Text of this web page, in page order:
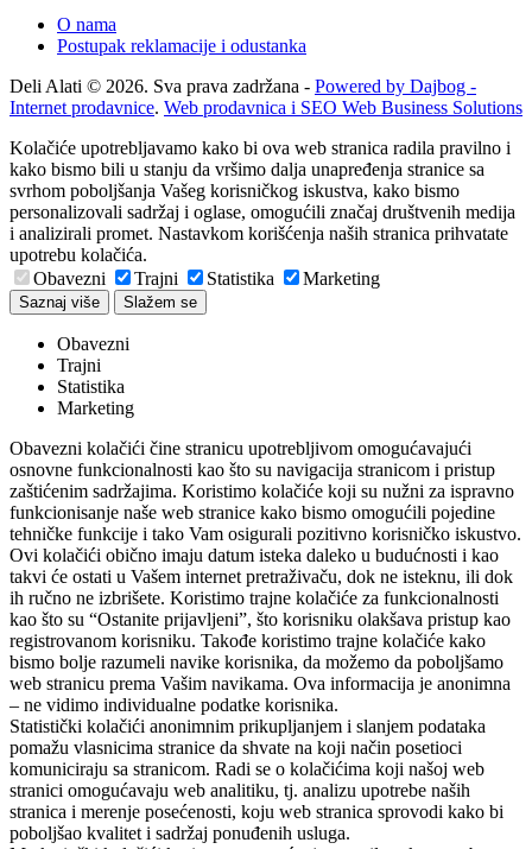
O nama
Postupak reklamacije i odustanka
Deli Alati © 2026. Sva prava zadržana - Powered by Dajbog -
Internet prodavnice. Web prodavnica i SEO Web Business Solutions
Kolačiće upotrebljavamo kako bi ova web stranica radila pravilno i
kako bismo bili u stanju da vršimo dalja unapređenja stranice sa
svrhom poboljšanja Vašeg korisničkog iskustva, kako bismo
personalizovali sadržaj i oglase, omogućili značaj društvenih medija
i analizirali promet. Nastavkom korišćenja naših stranica prihvatate
upotrebu kolačića.
Obavezni
Trajni Statistika Marketing
Saznaj više Slažem se
Obavezni
Trajni
Statistika
Marketing
Obavezni kolačići čine stranicu upotrebljivom omogućavajući
osnovne funkcionalnosti kao što su navigacija stranicom i pristup
zaštićenim sadržajima. Koristimo kolačiće koji su nužni za ispravno
funkcionisanje naše web stranice kako bismo omogućili pojedine
tehničke funkcije i tako Vam osigurali pozitivno korisničko iskustvo.
Ovi kolačići obično imaju datum isteka daleko u budućnosti i kao
takvi će ostati u Vašem internet pretraživaču, dok ne isteknu, ili dok
ih ručno ne izbrišete. Koristimo trajne kolačiće za funkcionalnosti
kao što su “Ostanite prijavljeni”, što korisniku olakšava pristup kao
registrovanom korisniku. Takođe koristimo trajne kolačiće kako
bismo bolje razumeli navike korisnika, da možemo da poboljšamo
web stranicu prema Vašim navikama. Ova informacija je anonimna
– ne vidimo individualne podatke korisnika.
Statistički kolačići anonimnim prikupljanjem i slanjem podataka
pomažu vlasnicima stranice da shvate na koji način posetioci
komuniciraju sa stranicom. Radi se o kolačićima koji našoj web
stranici omogućavaju web analitiku, tj. analizu upotrebe naših
stranica i merenje posećenosti, koju web stranica sprovodi kako bi
poboljšao kvalitet i sadržaj ponuđenih usluga.